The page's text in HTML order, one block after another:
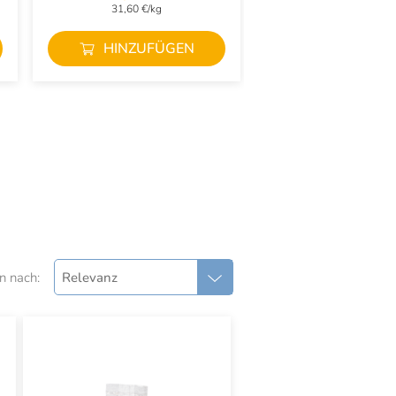
31,60 €/kg
HINZUFÜGEN
nach: Relevanz